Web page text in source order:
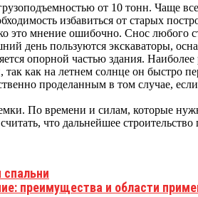
от 10 тонн. Чаще
избавиться от старых
это мнение ошибочно. Снос любого
день пользуются экскаваторы,
опорной частью здания.
как на летнем солнце он быстро
проделанным в том случае,
По времени и силам, которые
что дальнейшее
преимущества и области